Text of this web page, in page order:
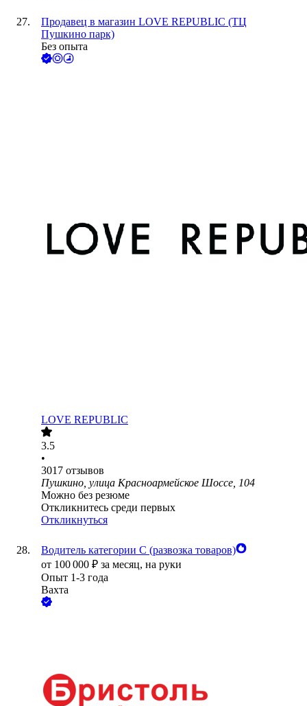
Продавец в магазин LOVE REPUBLIC (ТЦ
Пушкино парк)
Без опыта
LOVE REPUBLIC
3.5
•
3017 отзывов
Пушкино, улица Красноармейское Шоссе, 104
Можно без резюме
Откликнитесь среди первых
Откликнуться
Водитель категории С (развозка товаров)
от 100 000 ₽ за месяц, на руки
Опыт 1-3 года
Вахта